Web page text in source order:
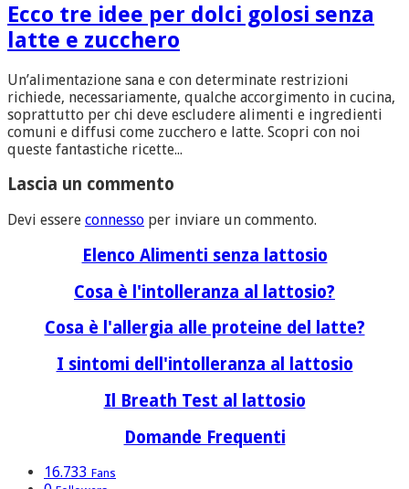
Ecco tre idee per dolci golosi senza
latte e zucchero
Un’alimentazione sana e con determinate restrizioni
richiede, necessariamente, qualche accorgimento in cucina,
soprattutto per chi deve escludere alimenti e ingredienti
comuni e diffusi come zucchero e latte. Scopri con noi
queste fantastiche ricette...
Lascia un commento
Devi essere connesso per inviare un commento.
Elenco Alimenti senza lattosio
Cosa è l'intolleranza al lattosio?
Cosa è l'allergia alle proteine del latte?
I sintomi dell'intolleranza al lattosio
Il Breath Test al lattosio
Domande Frequenti
16.733 Fans